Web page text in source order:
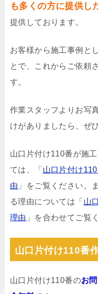
も多くの方に提供し
提供しております。
お客様から施工事例と
とで、これからご依頼
す。
作業スタッフよりお写
けがありましたら、ぜ
山口片付け110番が施
ては、「 山口片付け
由 」をご覧ください。
る理由については「 山
理由 」を合わせてご覧
山口片付け110番
山口片付け110番のお